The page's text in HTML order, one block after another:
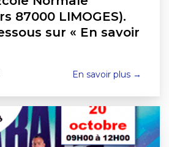
87000 LIMOGES).
sur « En savoir
En savoir plus →